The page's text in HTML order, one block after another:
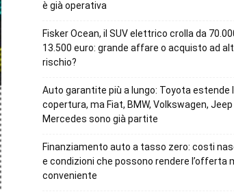
è già operativa
Fisker Ocean, il SUV elettrico crolla da
13.500 euro: grande affare o acquisto ad
rischio?
Auto garantite più a lungo: Toyota estende
copertura, ma Fiat, BMW, Volkswagen, Jeep
Mercedes sono già partite
Finanziamento auto a tasso zero: costi
e condizioni che possono rendere l’offerta
conveniente